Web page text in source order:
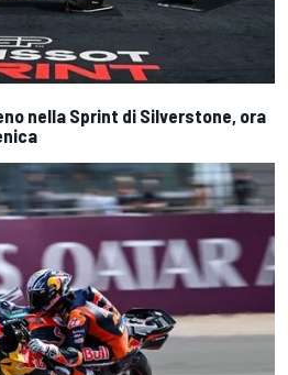
nella Sprint di Silverstone, ora